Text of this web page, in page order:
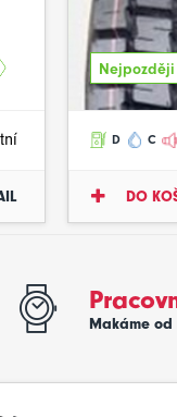
Nejpozději
D C
DO
Makáme